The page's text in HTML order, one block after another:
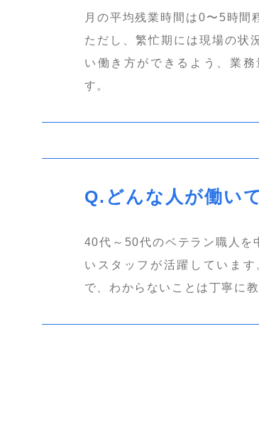
月の平均残業時間は0〜5時間
ただし、繁忙期には現場の状
い働き方ができるよう、業
す。
どんな人が働い
40代～50代のベテラン職人を
いスタッフが活躍していま
で、わからないことは丁寧に